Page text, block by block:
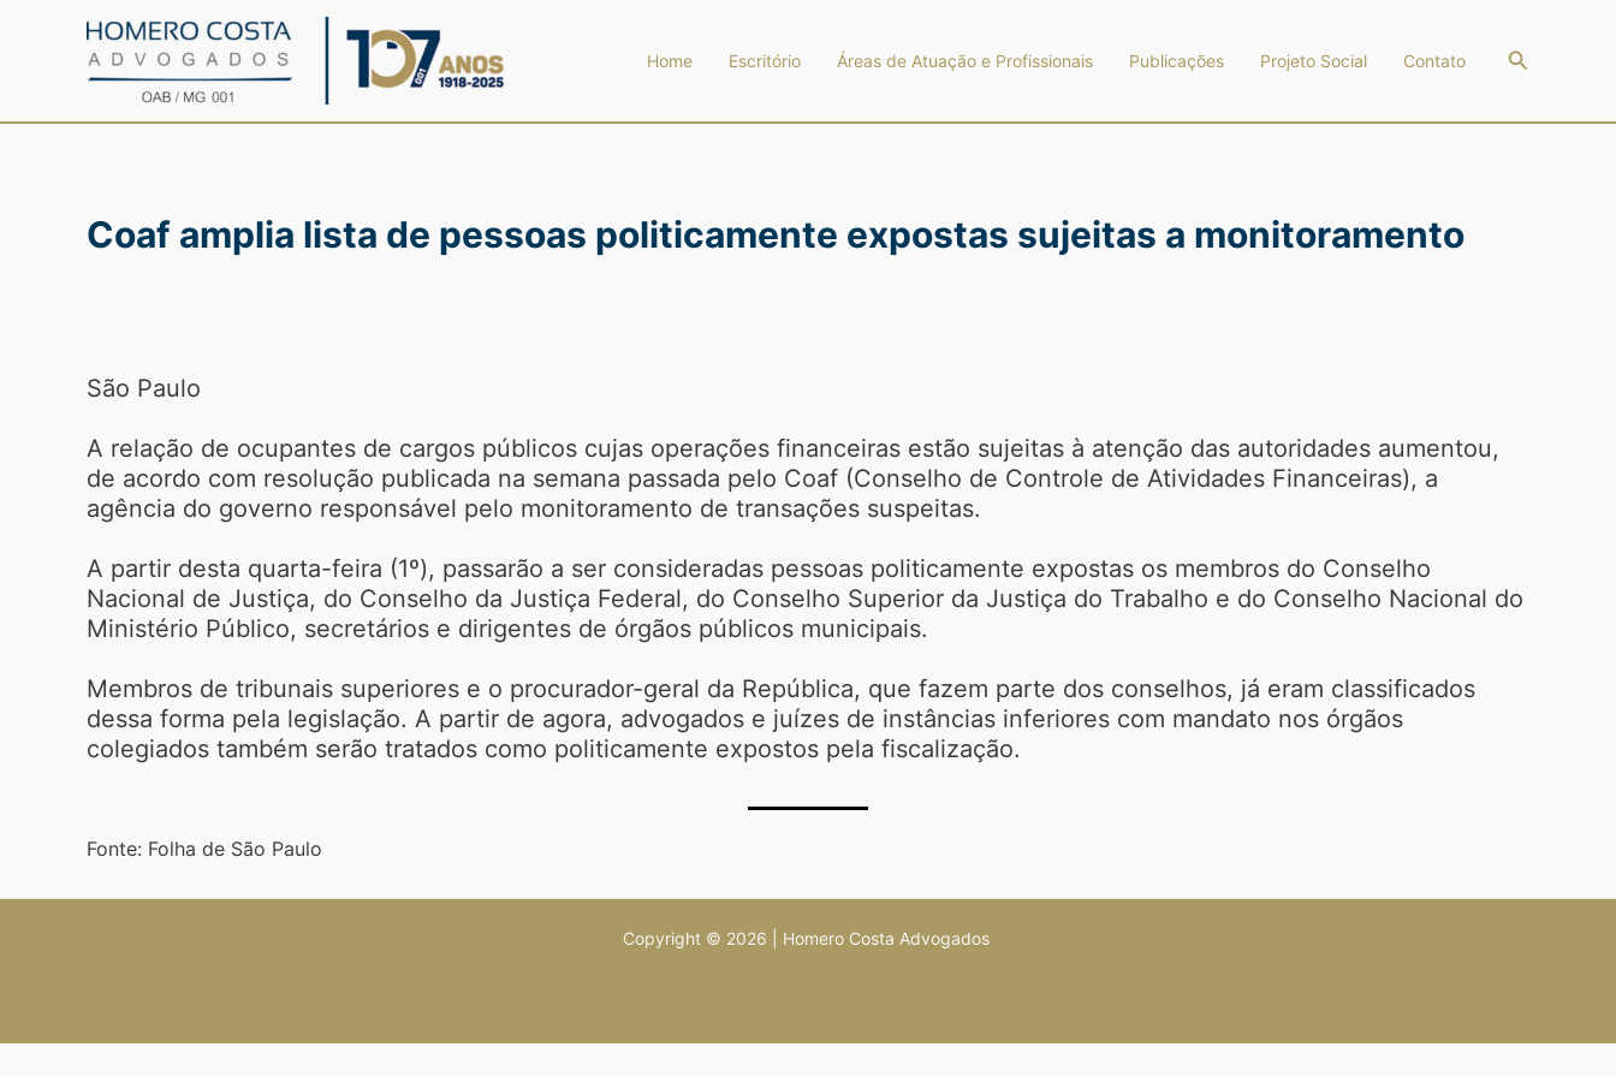
Home Escritório Áreas de Atuação e Profissionais Publicações Projeto Social Contato Pesquisar
Coaf amplia lista de pessoas politicamente expostas sujeitas a monitoramento
São Paulo
A relação de ocupantes de cargos públicos cujas operações financeiras estão sujeitas à atenção das autoridades aumentou,
de acordo com resolução publicada na semana passada pelo Coaf (Conselho de Controle de Atividades Financeiras), a
agência do governo responsável pelo monitoramento de transações suspeitas.
A partir desta quarta-feira (1º), passarão a ser consideradas pessoas politicamente expostas os membros do Conselho
Nacional de Justiça, do Conselho da Justiça Federal, do Conselho Superior da Justiça do Trabalho e do Conselho Nacional do
Ministério Público, secretários e dirigentes de órgãos públicos municipais.
Membros de tribunais superiores e o procurador-geral da República, que fazem parte dos conselhos, já eram classificados
dessa forma pela legislação. A partir de agora, advogados e juízes de instâncias inferiores com mandato nos órgãos
colegiados também serão tratados como politicamente expostos pela fiscalização.
Fonte: Folha de São Paulo
Copyright © 2026 | Homero Costa Advogados